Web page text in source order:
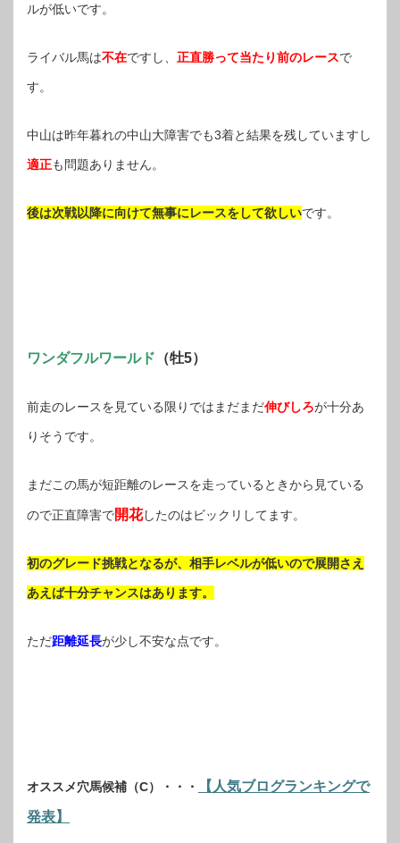
ルが低いです。
ライバル馬は不在ですし、 正直勝って当たり前のレースで
す。
中山は昨年暮れの中山大障害でも3着と結果を残していますし
適正も問題ありません。
後は次戦以降に向けて無事にレースをして欲しいです。
ワンダフルワールド （牡5）
前走のレースを見ている限りではまだまだ伸びしろが十分あ
りそうです。
まだこの馬が短距離のレースを走っているときから見ている
ので正直障害で開花したのはビックリしてます。
初のグレード挑戦となるが、相手レベルが低いので展開さえ
あえば十分チャンスはあります。
ただ距離延長が少し不安な点です。
オススメ穴馬候補（C）・・・
【人気ブログランキングで
発表】